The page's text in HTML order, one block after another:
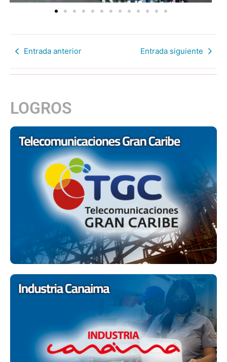
Entrada anterior Entrada siguiente
LOGROS